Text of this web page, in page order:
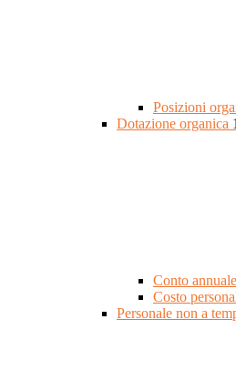
Posizioni
Dotazione organica 1
Conto
Costo
Personale non a